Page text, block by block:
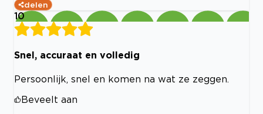
delen
10
Snel, accuraat en volledig
Persoonlijk, snel en komen na wat ze zeggen.
Beveelt aan